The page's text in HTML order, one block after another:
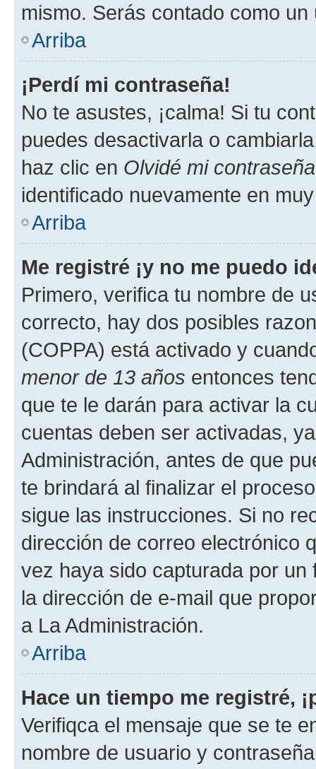
mismo. Serás contado como un
Arriba
¡Perdí mi contraseña!
No te asustes, ¡calma! Si tu
puedes desactivarla o
haz clic en Olvidé mi contraseña
identificado nuevamente en
Arriba
Me registré ¡y no me puedo
Primero, verifica tu nombre de
correcto, hay dos posibles
(COPPA) está activado y
menor de 13 años entonces
que te le darán para activar la
cuentas deben ser activadas,
Administración, antes de que
te brindará al finalizar el
sigue las instrucciones. Si no
dirección de correo electrónico
vez haya sido capturada por
la dirección de e-mail que
a La Administración.
Arriba
Hace un tiempo me registré,
Verifiqca el mensaje que se te
nombre de usuario y